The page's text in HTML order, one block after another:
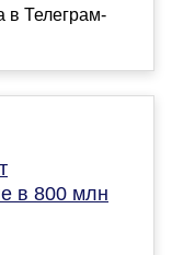
в Телеграм-
в 800 млн